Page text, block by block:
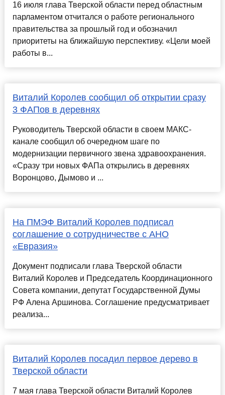
16 июля глава Тверской области перед областным
парламентом отчитался о работе регионального
правительства за прошлый год и обозначил
приоритеты на ближайшую перспективу. «Цели моей
работы в...
Виталий Королев сообщил об открытии сразу
3 ФАПов в деревнях
Руководитель Тверской области в своем МАКС-
канале сообщил об очередном шаге по
модернизации первичного звена здравоохранения.
«Сразу три новых ФАПа открылись в деревнях
Воронцово, Дымово и ...
На ПМЭФ Виталий Королев подписал
соглашение о сотрудничестве с АНО
«Евразия»
Документ подписали глава Тверской области
Виталий Королев и Председатель Координационного
Совета компании, депутат Государственной Думы
РФ Алена Аршинова. Соглашение предусматривает
реализа...
Виталий Королев посадил первое дерево в
Тверской области
7 мая глава Тверской области Виталий Королев